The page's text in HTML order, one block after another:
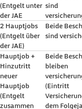
(Entgelt unter
der JAE
sind
2 Hauptjobs
(Entgelt über
der JAE)
Beide
sind
Hauptjob +
Hinzutritt
neuer
Hauptjob
(Entgelt
zusammen
Beide
bleiben
(Eintritt
dem